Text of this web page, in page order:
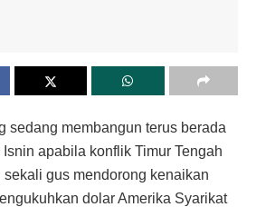
sedang membangun terus berada
apabila konflik Timur Tengah
gus mendorong kenaikan
dolar Amerika Syarikat